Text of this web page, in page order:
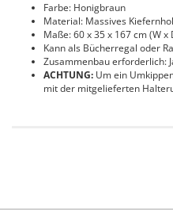
Farbe: Honigbraun
Material: Massives
Maße: 60 x 35 x 167 cm (W x
Kann als Bücherregal oder
Zusammenbau erforderlich:
ACHTUNG: Um ein
mit der mitgelieferten